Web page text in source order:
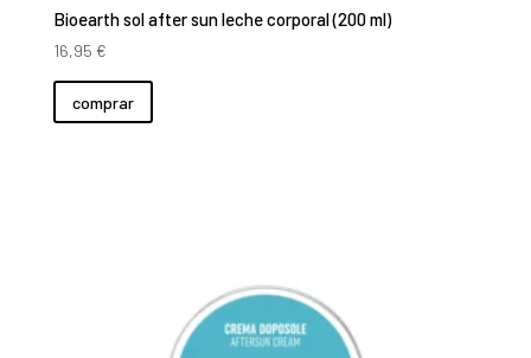
Bioearth sol after sun leche corporal (200 ml)
16,95 €
comprar